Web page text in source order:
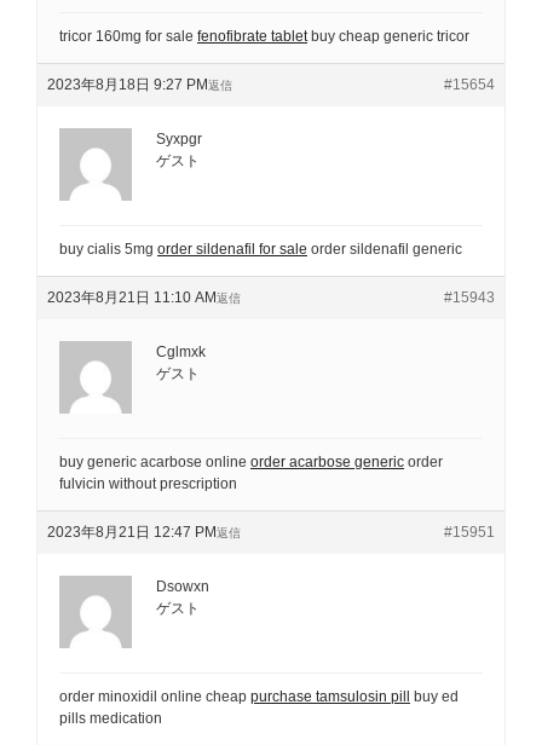
tricor 160mg for sale fenofibrate tabletbuy cheap generic tricor
2023年8月18日 9:27 PM #15654
返信
Syxpgr
ゲスト
buy cialis 5mg order sildenafil for sale order sildenafil generic
2023年8月21日 11:10 AM #15943
返信
Cglmxk
ゲスト
buy generic acarbose online order acarbose generic order
fulvicin without prescription
2023年8月21日 12:47 PM #15951
返信
Dsowxn
ゲスト
order minoxidil online cheap purchase tamsulosin pill buy ed
pills medication